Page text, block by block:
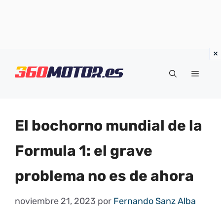
Menú
El bochorno mundial de la
Formula 1: el grave
problema no es de ahora
noviembre 21, 2023 por Fernando Sanz Alba